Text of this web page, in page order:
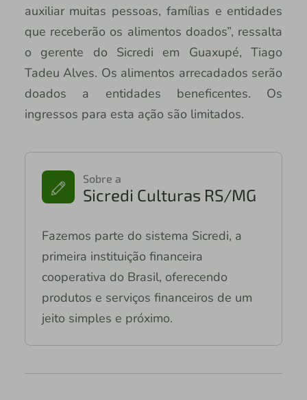
auxiliar muitas pessoas, famílias e entidades
que receberão os alimentos doados”, ressalta
o gerente do Sicredi em Guaxupé, Tiago
Tadeu Alves. Os alimentos arrecadados serão
doados a entidades beneficentes. Os
ingressos para esta ação são limitados.
Sobre a
Sicredi Culturas RS/MG
Fazemos parte do sistema Sicredi, a
primeira instituição financeira
cooperativa do Brasil, oferecendo
produtos e serviços financeiros de um
jeito simples e próximo.